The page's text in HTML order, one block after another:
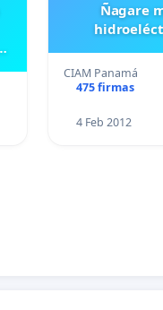
Ñagare
CIAM Panamá
475 firmas
4 Feb 2012